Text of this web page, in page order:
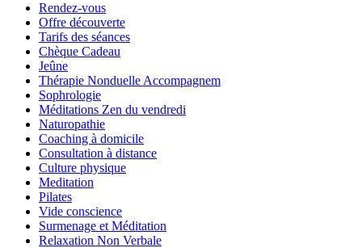
Rendez-vous
Offre découverte
Tarifs des séances
Chèque Cadeau
Jeûne
Thérapie Nonduelle Accompagnem
Sophrologie
Méditations Zen du vendredi
Naturopathie
Coaching à domicile
Consultation à distance
Culture physique
Meditation
Pilates
Vide conscience
Surmenage et Méditation
Relaxation Non Verbale